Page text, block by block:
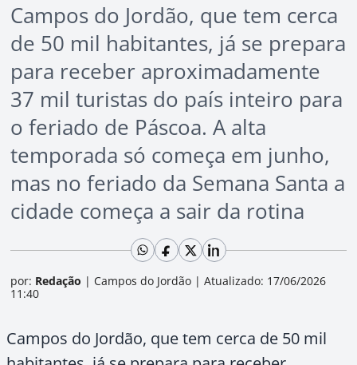
Campos do Jordão, que tem cerca
de 50 mil habitantes, já se prepara
para receber aproximadamente
37 mil turistas do país inteiro para
o feriado de Páscoa. A alta
temporada só começa em junho,
mas no feriado da Semana Santa a
cidade começa a sair da rotina
por: Redação | Campos do Jordão | Atualizado: 17/06/2026
11:40
Campos do Jordão, que tem cerca de 50 mil